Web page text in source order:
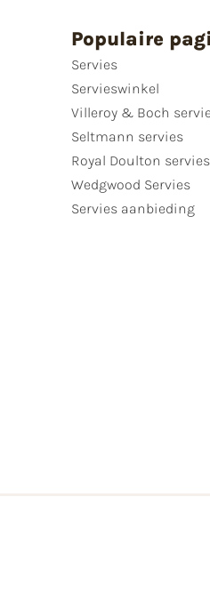
Populaire
Servies
Servieswinkel
Villeroy & Boch
Seltmann servies
Royal Doulton servies
Wedgwood Servies
Servies aanbieding